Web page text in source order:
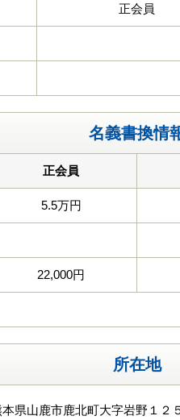
正会員
名義書換情
正会員
5.5万円
22,000円
所在地
本県山鹿市鹿北町大字岩野１２